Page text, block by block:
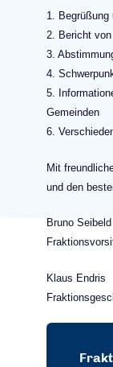
1. Begrüßung
2. Bericht
3.
4.
5.
Gemeinden
6.
Mit
und den
Bruno
Klaus Endris